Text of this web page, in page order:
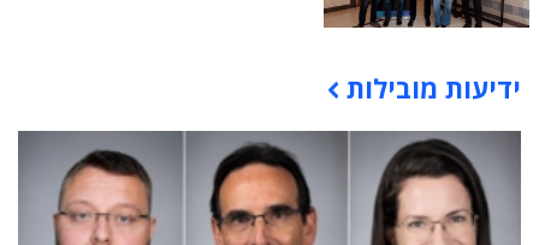
תוכן פרסומי
ידיעות מובילות